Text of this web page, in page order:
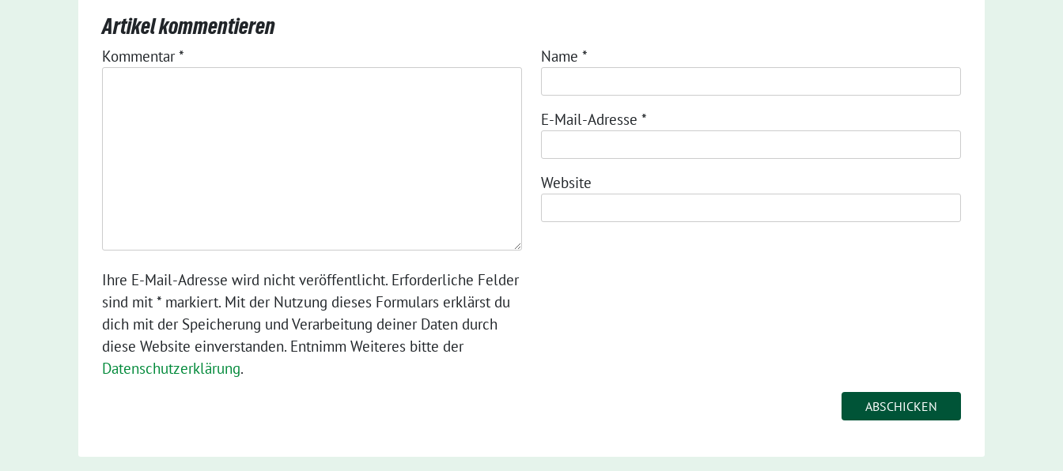
Artikel kommentieren
Kommentar*
Ihre E-Mail-Adresse wird nicht veröffentlicht. Erforderliche Felder
sind mit * markiert. Mit der Nutzung dieses Formulars erklärst du
dich mit der Speicherung und Verarbeitung deiner Daten durch
diese Website einverstanden. Entnimm Weiteres bitte der
Datenschutzerklärung.
Name *
E-Mail-Adresse *
Website